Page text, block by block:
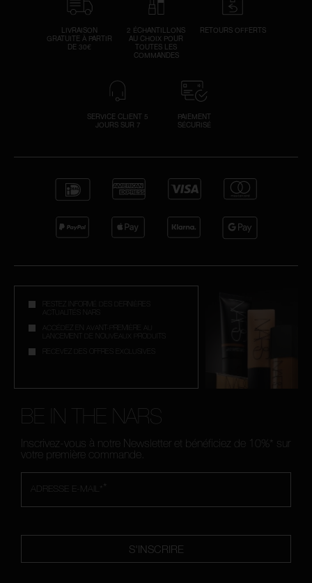
LIVRAISON
GRATUITE À PARTIR
DE 30€
2 ÉCHANTILLONS
AU CHOIX POUR
TOUTES LES
COMMANDES
RETOURS OFFERTS
SERVICE CLIENT 5
JOURS SUR 7
PAIEMENT
SÉCURISÉ
RESTEZ INFORMÉ DES DERNIÈRES
ACTUALITÉS NARS
ACCÉDEZ EN AVANT-PREMIÈRE AU
LANCEMENT DE NOUVEAUX PRODUITS
RECEVEZ DES OFFRES EXCLUSIVES
BE IN THE NARS
Inscrivez-vous à notre Newsletter et bénéficiez de 10%* sur
votre première commande.
*
ADRESSE E-MAIL*
S'INSCRIRE